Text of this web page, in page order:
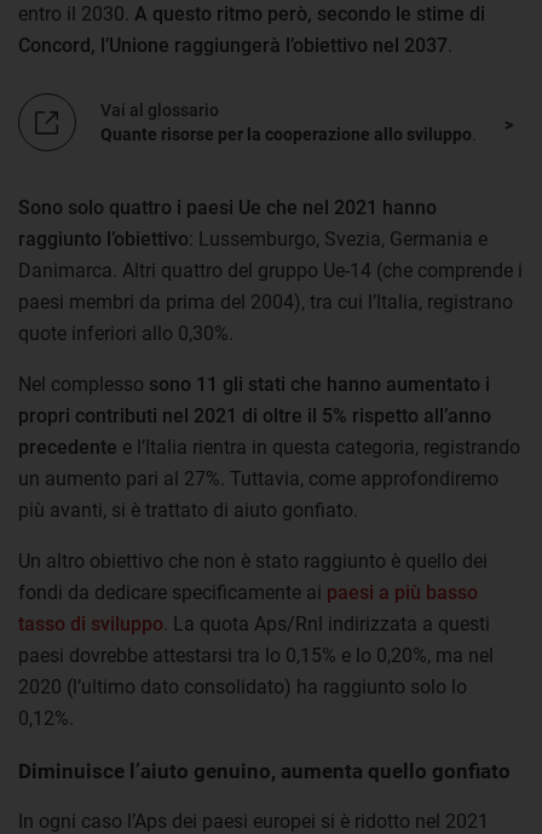
entro il 2030. A questo ritmo però, secondo le stime di
Concord, l’Unione raggiungerà l’obiettivo nel 2037
Vai al glossario
Quante risorse per la cooperazione allo sviluppo
Sono solo quattro i paesi Ue che nel 2021 hanno
raggiunto l’obiettivo: Lussemburgo, Svezia, Germania e
Danimarca. Altri quattro del gruppo Ue-14 (che comprende i
paesi membri da prima del 2004), tra cui l’Italia, registrano
quote inferiori allo 0,30%.
Nel complesso sono 11 gli stati che hanno aumentato i
propri contributi nel 2021 di oltre il 5% rispetto all’anno
precedente e l’Italia rientra in questa categoria, registrando
un aumento pari al 27%. Tuttavia, come approfondiremo
più avanti, si è trattato di aiuto gonfiato.
Un altro obiettivo che non è stato raggiunto è quello dei
fondi da dedicare specificamente ai paesi a più basso
tasso di sviluppo . La quota Aps/Rnl indirizzata a questi
paesi dovrebbe attestarsi tra lo 0,15% e lo 0,20%, ma nel
2020 (l’ultimo dato consolidato) ha raggiunto solo lo
0,12%.
Diminuisce l’aiuto genuino, aumenta quello gonfiato
In ogni caso l’Aps dei paesi europei si è ridotto nel 2021